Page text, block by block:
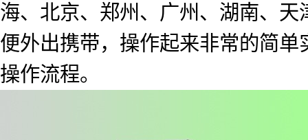
海、北京、郑州、广州、湖南、
便外出携带，操作起来非常的简
操作流程。